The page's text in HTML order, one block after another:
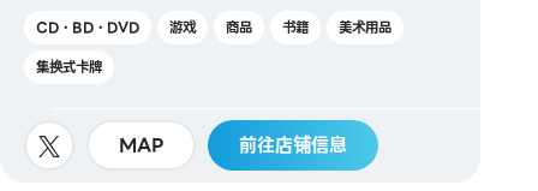
CD・BD・DVD 游戏 商品 书籍
美术用品
集换式卡牌
MAP 前往店铺信息